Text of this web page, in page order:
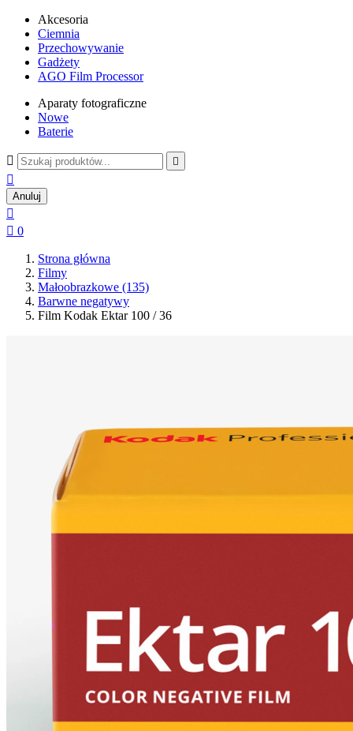
Akcesoria
Ciemnia
Przechowywanie
Gadżety
AGO Film Processor
Aparaty fotograficzne
Nowe
Baterie
 

Anuluj

 0
Strona główna
Filmy
Małoobrazkowe (135)
Barwne negatywy
Film Kodak Ektar 100 / 36